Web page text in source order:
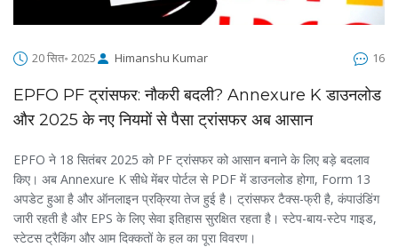
20 सित॰ 2025 Himanshu Kumar 16
EPFO PF ट्रांसफर: नौकरी बदली? Annexure K डाउनलोड
और 2025 के नए नियमों से पैसा ट्रांसफर अब आसान
EPFO ने 18 सितंबर 2025 को PF ट्रांसफर को आसान बनाने के लिए बड़े बदलाव
किए। अब Annexure K सीधे मेंबर पोर्टल से PDF में डाउनलोड होगा, Form 13
अपडेट हुआ है और ऑनलाइन प्रक्रिया तेज हुई है। ट्रांसफर टैक्स-फ्री है, कंपाउंडिंग
जारी रहती है और EPS के लिए सेवा इतिहास सुरक्षित रहता है। स्टेप-बाय-स्टेप गाइड,
स्टेटस ट्रैकिंग और आम दिक्कतों के हल का पूरा विवरण।